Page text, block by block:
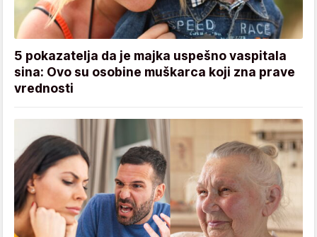
5 pokazatelja da je majka uspešno vaspitala
sina: Ovo su osobine muškarca koji zna prave
vrednosti